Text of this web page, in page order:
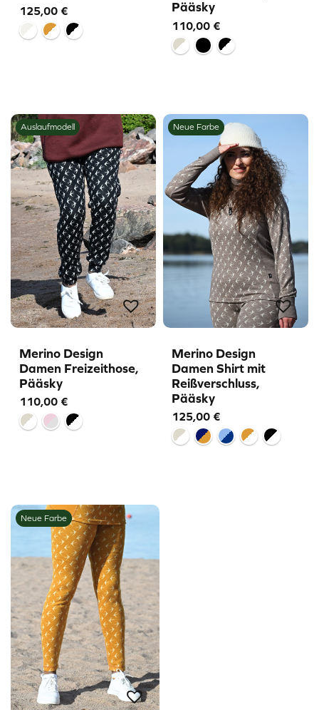
125,00 €
Pääsky
110,00 €
Auslaufmodell
Merino Design
Damen Freizeithose,
Pääsky
110,00 €
Neue Farbe
Merino Design
Damen Shirt mit
Reißverschluss,
Pääsky
125,00 €
Neue Farbe